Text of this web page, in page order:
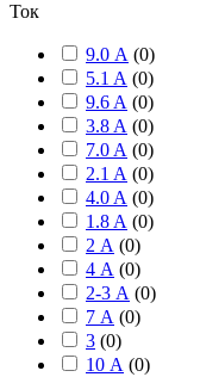
Ток
9.0 А (0)
5.1 A (0)
9.6 A (0)
3.8 A (0)
7.0 A (0)
2.1 A (0)
4.0 A (0)
1.8 A (0)
2 А (0)
4 А (0)
2-3 А (0)
7 А (0)
3 (0)
10 А (0)